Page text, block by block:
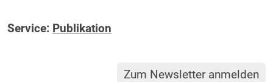
Service: Publikation
Zum Newsletter anmelden